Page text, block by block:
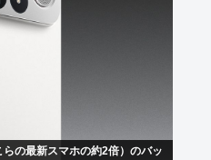
の最新スマホの約2倍）のバッ